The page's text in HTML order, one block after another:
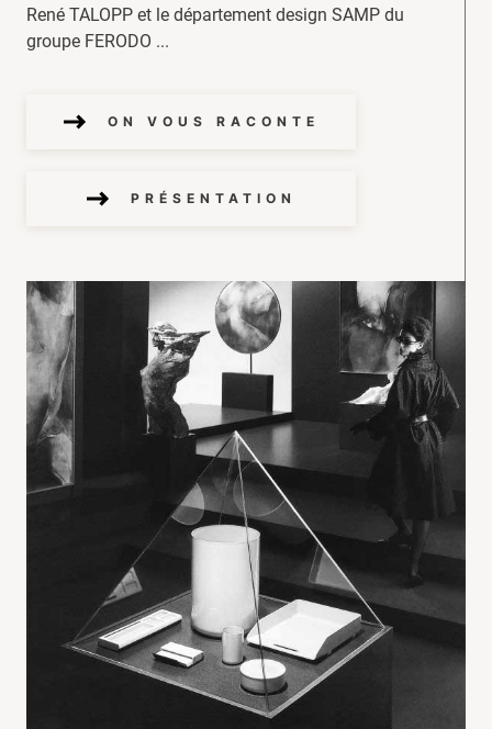
René TALOPP et le département design SAMP du
groupe FERODO ...
ON VOUS RACONTE
PRÉSENTATION